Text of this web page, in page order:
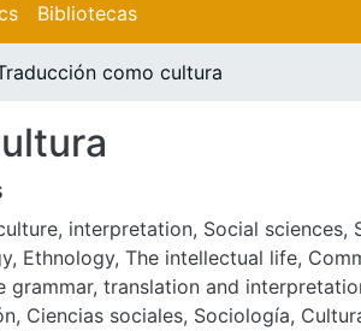
Bibliotecas
como cultura
, interpretation, Social sciences,
, Ethnology, The intellectual life,
grammar, translation and
, Ciencias sociales, Sociología,